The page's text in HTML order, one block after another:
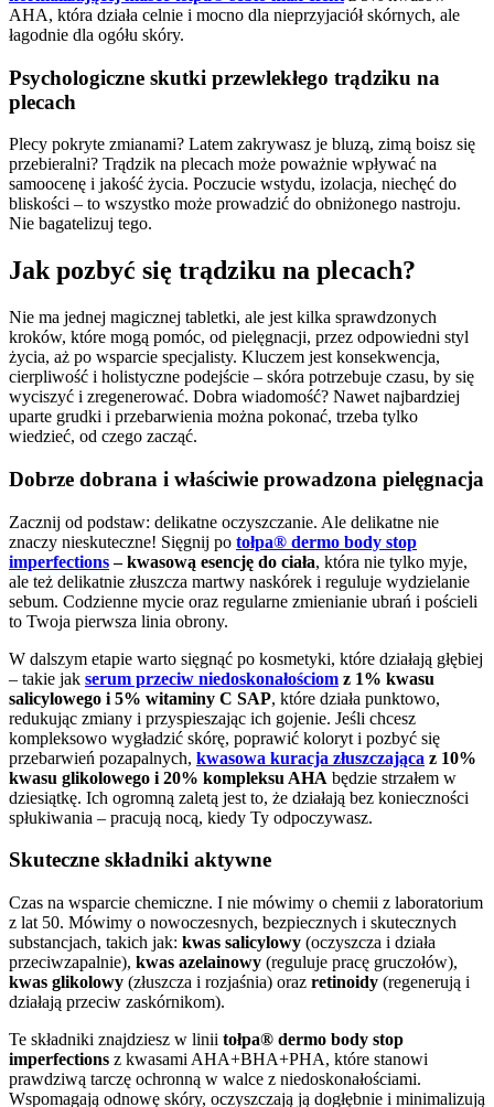
AHA, która działa celnie i mocno dla nieprzyjaciół skórnych, ale
łagodnie dla ogółu skóry.
Psychologiczne skutki przewlekłego trądziku na
plecach
Plecy pokryte zmianami? Latem zakrywasz je bluzą, zimą boisz się
przebieralni? Trądzik na plecach może poważnie wpływać na
samoocenę i jakość życia. Poczucie wstydu, izolacja, niechęć do
bliskości – to wszystko może prowadzić do obniżonego nastroju.
Nie bagatelizuj tego.
Jak pozbyć się trądziku na plecach?
Nie ma jednej magicznej tabletki, ale jest kilka sprawdzonych
kroków, które mogą pomóc, od pielęgnacji, przez odpowiedni styl
życia, aż po wsparcie specjalisty. Kluczem jest konsekwencja,
cierpliwość i holistyczne podejście – skóra potrzebuje czasu, by się
wyciszyć i zregenerować. Dobra wiadomość? Nawet najbardziej
uparte grudki i przebarwienia można pokonać, trzeba tylko
wiedzieć, od czego zacząć.
Dobrze dobrana i właściwie prowadzona pielęgnacja
Zacznij od podstaw: delikatne oczyszczanie. Ale delikatne nie
znaczy nieskuteczne! Sięgnij po tołpa® dermo body stop
imperfections– kwasową esencję do ciała, która nie tylko myje,
ale też delikatnie złuszcza martwy naskórek i reguluje wydzielanie
sebum. Codzienne mycie oraz regularne zmienianie ubrań i pościeli
to Twoja pierwsza linia obrony.
W dalszym etapie warto sięgnąć po kosmetyki, które działają głębiej
– takie jak serum przeciw niedoskonałościom z 1% kwasu
salicylowego i 5% witaminy C SAP, które działa punktowo,
redukując zmiany i przyspieszając ich gojenie. Jeśli chcesz
kompleksowo wygładzić skórę, poprawić koloryt i pozbyć się
przebarwień pozapalnych, kwasowa kuracja złuszczająca z 10%
kwasu glikolowego i 20% kompleksu AHA będzie strzałem w
dziesiątkę. Ich ogromną zaletą jest to, że działają bez konieczności
spłukiwania – pracują nocą, kiedy Ty odpoczywasz.
Skuteczne składniki aktywne
Czas na wsparcie chemiczne. I nie mówimy o chemii z laboratorium
z lat 50. Mówimy o nowoczesnych, bezpiecznych i skutecznych
substancjach, takich jak: kwas salicylowy (oczyszcza i działa
przeciwzapalnie), kwas azelainowy (reguluje pracę gruczołów),
kwas glikolowy (złuszcza i rozjaśnia) oraz retinoidy (regenerują i
działają przeciw zaskórnikom).
Te składniki znajdziesz w linii tołpa® dermo body stop
imperfections z kwasami AHA+BHA+PHA, które stanowi
prawdziwą tarczę ochronną w walce z niedoskonałościami.
Wspomagają odnowę skóry, oczyszczają ją dogłębnie i minimalizują